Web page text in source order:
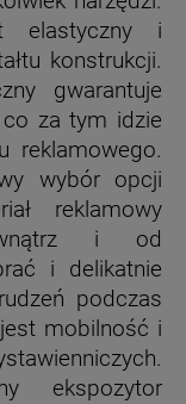
elastyczny i
konstrukcji.
gwarantuje
co za tym idzie
reklamowego.
wybór opcji
reklamowy
i od
i delikatnie
podczas
mobilność i
ekspozytor